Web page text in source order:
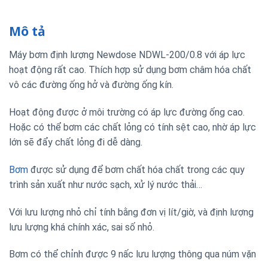
Mô tả
Máy bơm định lượng Newdose NDWL-200/0.8 với áp lực
hoạt động rất cao. Thích hợp sử dụng bơm châm hóa chất
vô các đường ống hở và đường ống kín.
Hoạt động được ở môi trường có áp lực đường ống cao.
Hoặc có thể bơm các chất lỏng có tính sệt cao, nhờ áp lực
lớn sẽ đẩy chất lỏng đi dễ dàng.
Bơm được sử dụng để bơm chất hóa chất trong các quy
trình sản xuất như nước sạch, xử lý nước thải…
Với lưu lượng nhỏ chỉ tính bằng đơn vị lít/giờ, và định lượng
lưu lượng khá chính xác, sai số nhỏ.
Bơm có thể chỉnh được 9 nấc lưu lượng thông qua núm vặn